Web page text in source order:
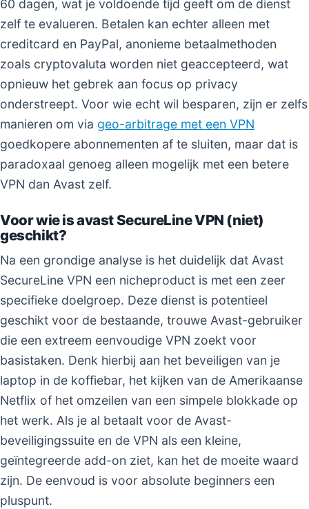
60 dagen, wat je voldoende tijd geeft om de dienst
zelf te evalueren. Betalen kan echter alleen met
creditcard en PayPal, anonieme betaalmethoden
zoals cryptovaluta worden niet geaccepteerd, wat
opnieuw het gebrek aan focus op privacy
onderstreept. Voor wie echt wil besparen, zijn er zelfs
manieren om via geo-arbitrage met een VPN
goedkopere abonnementen af te sluiten, maar dat is
paradoxaal genoeg alleen mogelijk met een betere
VPN dan Avast zelf.
Voor wie is avast SecureLine VPN (niet)
geschikt?
Na een grondige analyse is het duidelijk dat Avast
SecureLine VPN een nicheproduct is met een zeer
specifieke doelgroep. Deze dienst is potentieel
geschikt voor de bestaande, trouwe Avast-gebruiker
die een extreem eenvoudige VPN zoekt voor
basistaken. Denk hierbij aan het beveiligen van je
laptop in de koffiebar, het kijken van de Amerikaanse
Netflix of het omzeilen van een simpele blokkade op
het werk. Als je al betaalt voor de Avast-
beveiligingssuite en de VPN als een kleine,
geïntegreerde add-on ziet, kan het de moeite waard
zijn. De eenvoud is voor absolute beginners een
pluspunt.